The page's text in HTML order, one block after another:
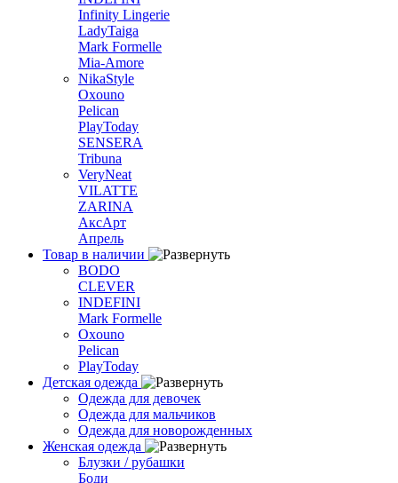
Infinity Lingerie
LadyTaiga
Mark Formelle
Mia-Amore
NikaStyle
Oxouno
Pelican
PlayToday
SENSERA
Tribuna
VeryNeat
VILATTE
ZARINA
АксАрт
Апрель
Товар в наличии
BODO
CLEVER
INDEFINI
Mark Formelle
Oxouno
Pelican
PlayToday
Детская одежда
Одежда для девочек
Одежда для мальчиков
Одежда для новорожденных
Женская одежда
Блузки / рубашки
Боди